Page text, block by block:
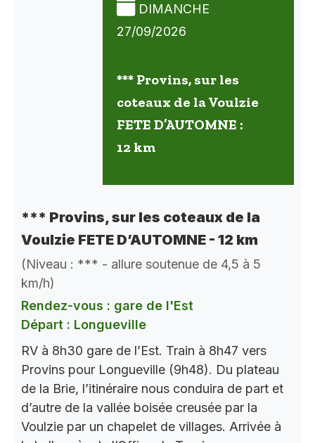
DIMANCHE
27/09/2026
*** Provins, sur les
coteaux de la Voulzie
FETE D’AUTOMNE :
12 km
*** Provins, sur les coteaux de la
Voulzie FETE D’AUTOMNE - 12 km
(Niveau : *** - allure soutenue de 4,5 à 5
km/h)
Rendez-vous : gare de l'Est
Départ : Longueville
RV à 8h30 gare de l’Est. Train à 8h47 vers
Provins pour Longueville (9h48). Du plateau
de la Brie, l’itinéraire nous conduira de part et
d’autre de la vallée boisée creusée par la
Voulzie par un chapelet de villages. Arrivée à